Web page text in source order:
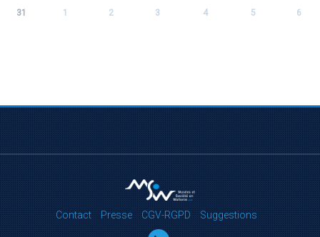
31 1 2 3 4 5 6
Contact Presse CGV-RGPD Suggestions